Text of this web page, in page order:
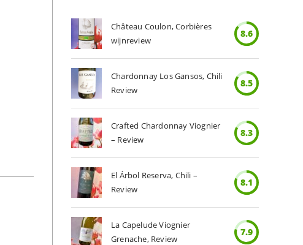
Château Coulon, Corbières
wijnreview
8.6
Chardonnay Los Gansos, Chili
Review
8.5
Crafted Chardonnay Viognier
– Review
8.3
El Árbol Reserva, Chili –
Review
8.1
La Capelude Viognier
Grenache, Review
7.9